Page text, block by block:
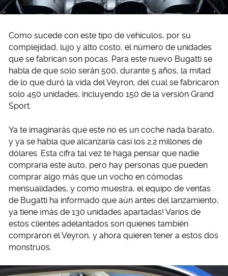
Como sucede con este tipo de vehículos, por su
complejidad, lujo y alto costo, el número de unidades
que se fabrican son pocas. Para este nuevo Bugatti se
habla de que solo serán 500, durante 5 años, la mitad
de lo que duró la vida del Veyron, del cual se fabricaron
solo 450 unidades, incluyendo 150 de la versión Grand
Sport.
Ya te imaginarás que este no es un coche nada barato,
y ya se habla que alcanzaría casi los 2.2 millones de
dólares. Esta cifra tal vez te haga pensar que nadie
compraría este auto, pero hay personas que pueden
comprar algo más que un vocho en cómodas
mensualidades, y como muestra, el equipo de ventas
de Bugatti ha informado que aún antes del lanzamiento,
ya tiene ¡más de 130 unidades apartadas! Varios de
estos clientes adelantados son quienes también
compraron el Veyron, y ahora quieren tener a estos dos
monstruos.